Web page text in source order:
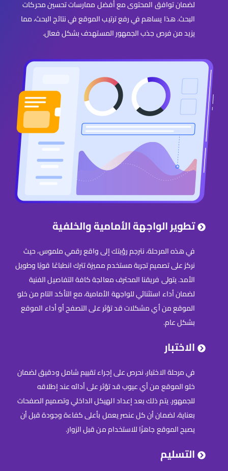
لضمان توافق المحتوى مع أفضل ممارسات تحسين محركات
البحث. هذا يساهم في رفع ترتيب الموقع في نتائج البحث، مما
يزيد من فرص جذب الجمهور المستهدف بشكل فعال.
تطوير الواجهة الأمامية والخلفية
في هذه المرحلة، نترجم رؤيتك إلى واقع رقمي ملموس، حيث
نركز على تصميم تجربة مستخدم مميزة تترك انطباعًا قويًا وطويل
الأمد. يتولى فريقنا المحترف معالجة كافة التفاصيل الفنية
لضمان أداء استثنائي للواجهة الأمامية، مع التأكد التام من خلو
الموقع من أي مشكلات قد تؤثر على التصفح أو أداء الموقع
بشكل عام.
الاختبار
في مرحلة الاختبار، نحرص على إجراء تقييم شامل ودقيق لضمان
خلو الموقع من أي عيوب قد تؤثر على أدائه عند إطلاقه
للجمهور. يتم ذلك بعد إعداد الهيكل الداخلي وتصميم الصفحات
بعناية، لضمان أن كل عنصر يعمل بأعلى كفاءة وجودة قبل أن
يصبح الموقع جاهزًا للاستخدام من قبل الزوار.
التسليم